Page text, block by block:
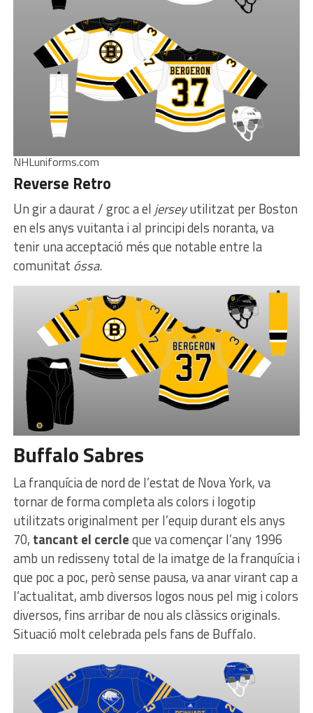
NHLuniforms.com
Reverse Retro
Un gir a daurat / groc a el jerseyutilitzat per Boston
en els anys vuitanta i al principi dels noranta, va
tenir una acceptació més que notable entre la
comunitat óssa.
Buffalo Sabres
La franquícia de nord de l’estat de Nova York, va
tornar de forma completa als colors i logotip
utilitzats originalment per l’equip durant els anys
70, tancant el cercleque va començar l’any 1996
amb un redisseny total de la imatge de la franquícia i
que poc a poc, però sense pausa, va anar virant cap a
l’actualitat, amb diversos logos nous pel mig i colors
diversos, fins arribar de nou als clàssics originals.
Situació molt celebrada pels fans de Buffalo.